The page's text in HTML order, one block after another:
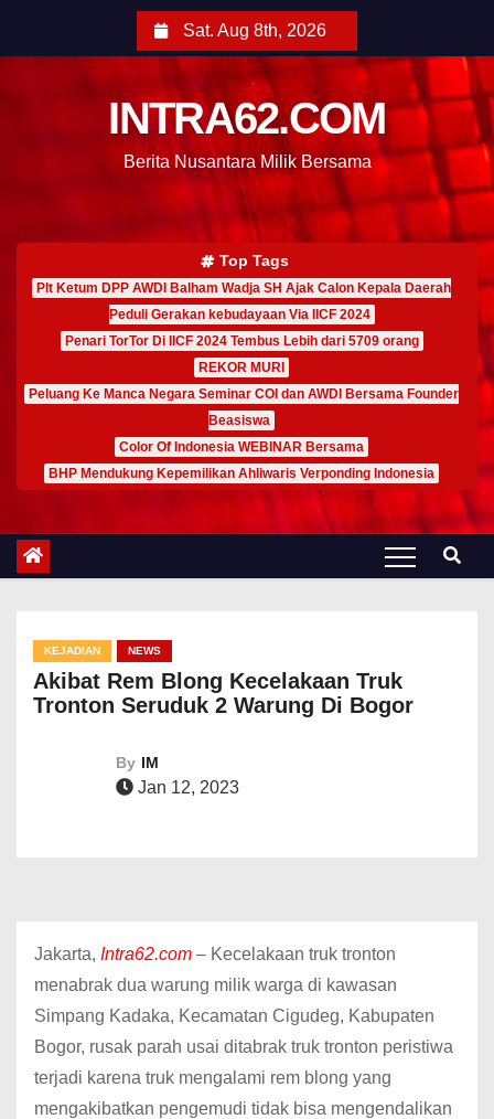
Sat. Aug 8th, 2026
INTRA62.COM
Berita Nusantara Milik Bersama
Top Tags
Plt Ketum DPP AWDI Balham Wadja SH Ajak Calon Kepala Daerah
Peduli Gerakan kebudayaan Via IICF 2024
Penari TorTor Di IICF 2024 Tembus Lebih dari 5709 orang
REKOR MURI
Peluang Ke Manca Negara Seminar COI dan AWDI Bersama Founder
Beasiswa
Color Of Indonesia WEBINAR Bersama
BHP Mendukung Kepemilikan Ahliwaris Verponding Indonesia
KEJADIAN NEWS
Akibat Rem Blong Kecelakaan Truk
Tronton Seruduk 2 Warung Di Bogor
By IM
Jan 12, 2023
Jakarta, Intra62.com – Kecelakaan truk tronton
menabrak dua warung milik warga di kawasan
Simpang Kadaka, Kecamatan Cigudeg, Kabupaten
Bogor, rusak parah usai ditabrak truk tronton peristiwa
terjadi karena truk mengalami rem blong yang
mengakibatkan pengemudi tidak bisa mengendalikan